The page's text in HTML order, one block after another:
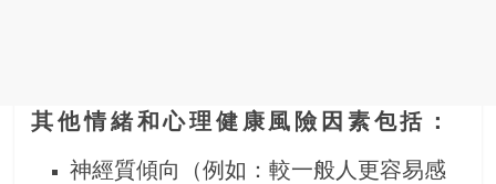
其他情緒和心理健康風險因素包括：
神經質傾向（例如：較一般人更容易感